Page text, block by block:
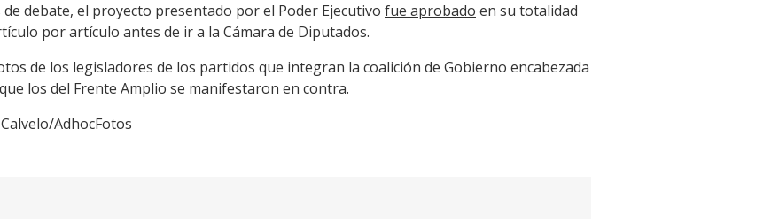
debate, el proyecto presentado por el Poder Ejecutivo fue aprobado en su totalidad
por artículo antes de ir a la Cámara de Diputados.
de los legisladores de los partidos que integran la coalición de Gobierno encabezada
los del Frente Amplio se manifestaron en contra.
AdhocFotos